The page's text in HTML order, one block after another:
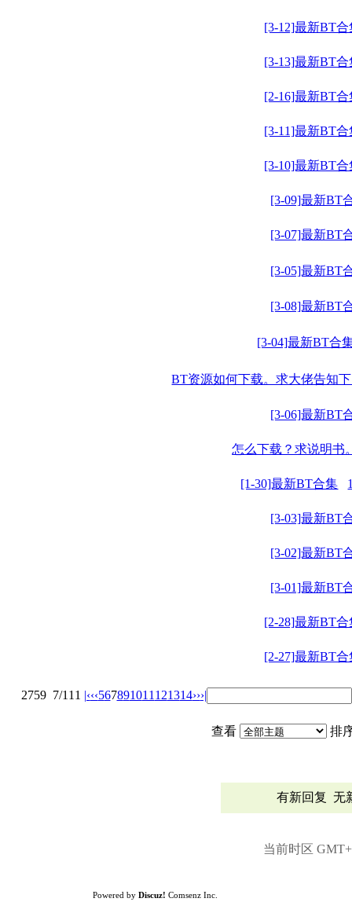
[3-12]最新BT合
[3-13]最新BT合
[2-16]最新BT合
[3-11]最新BT合
[3-10]最新BT合
[3-09]最新BT
[3-07]最新BT
[3-05]最新BT
[3-08]最新BT
[3-04]最新BT合
BT资源如何下载。求大佬告知
[3-06]最新BT
怎么下载？求说明书
[1-30]最新BT合集
[3-03]最新BT
[3-02]最新BT
[3-01]最新BT
[2-28]最新BT合
[2-27]最新BT合
2759 7/111 |‹‹‹567891011 121314›››|
查看 排
有新回复 无
当前时区
Powered by Discuz! Comsenz Inc.